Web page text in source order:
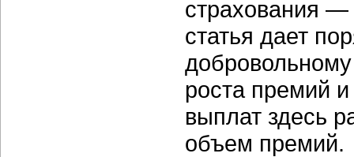
страхования —
статья дает
роста премий
выплат здесь
объем премий.